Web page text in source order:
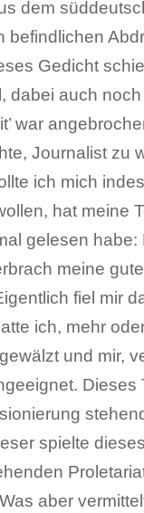
dem
Gedicht
dabei auch
war
Journalist zu
ich mich
hat meine
gelesen
meine
fiel mir
ich, mehr
und mir,
spielte
aber